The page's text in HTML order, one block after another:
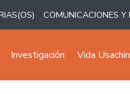
COMUNICACIONES Y
Investigación Vida